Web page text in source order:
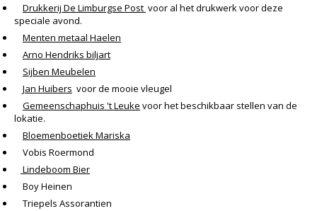
Drukkerij De Limburgse Post voor al het drukwerk voor deze
speciale avond.
Menten metaal Haelen
Arno Hendriks biljart
Sijben Meubelen
Jan Huibers voor de mooie vleugel
Gemeenschaphuis 't Leuke voor het beschikbaar stellen van de
lokatie.
Bloemenboetiek Mariska
Vobis Roermond
Lindeboom Bier
Boy Heinen
Triepels Assorantien